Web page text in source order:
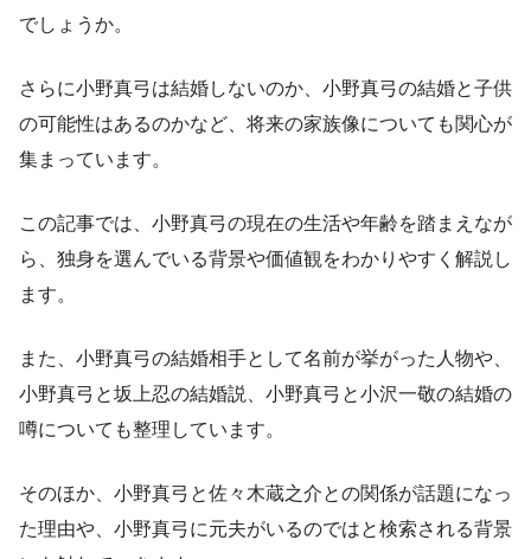
でしょうか。
さらに小野真弓は結婚しないのか、小野真弓の結婚と子供
の可能性はあるのかなど、将来の家族像についても関心が
集まっています。
この記事では、小野真弓の現在の生活や年齢を踏まえなが
ら、独身を選んでいる背景や価値観をわかりやすく解説し
ます。
また、小野真弓の結婚相手として名前が挙がった人物や、
小野真弓と坂上忍の結婚説、小野真弓と小沢一敬の結婚の
噂についても整理しています。
そのほか、小野真弓と佐々木蔵之介との関係が話題になっ
た理由や、小野真弓に元夫がいるのではと検索される背景